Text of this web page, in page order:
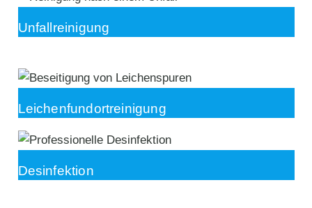
Unfallreinigung
Leichenfundortreinigung
Desinfektion